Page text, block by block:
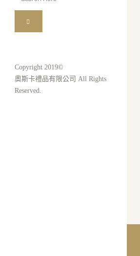
Copyright 2019©
奧斯卡禮品有限公司 All Rights
Reserved.